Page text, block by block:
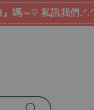
』嗎ꕀ♡ 私訊我們.ᐟ.ᐟ